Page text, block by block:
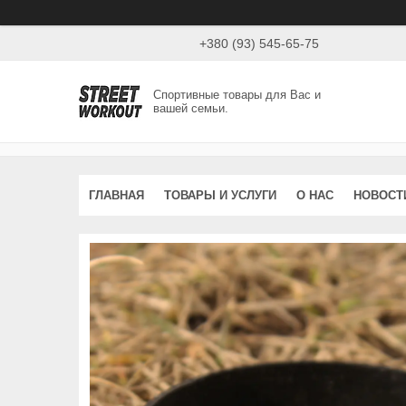
+380 (93) 545-65-75
Спортивные товары для Вас и
вашей семьи.
ГЛАВНАЯ ТОВАРЫ И УСЛУГИ О НАС